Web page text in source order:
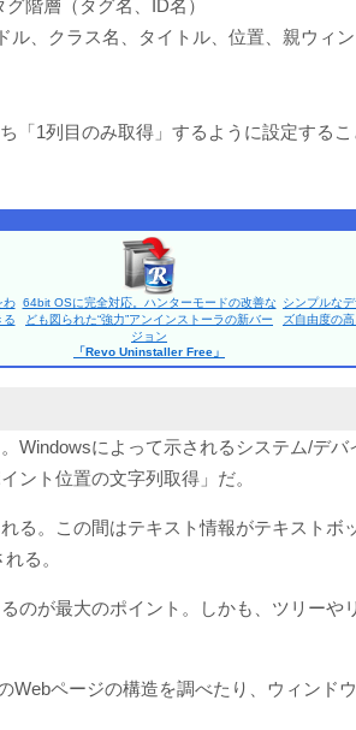
階層（タグ名、ID名）
、クラス名、タイトル、位置、親ウィン
「1列目のみ取得」するように設定する
わ
る
64bit OSに完全対応。ハンターモードの改善な
ども図られた“強力”アンインストーラの新バー
ジョン
「Revo Uninstaller Free」
シンプルな
ズ自由度の
Windowsによって示されるシステム/デ
ント位置の文字列取得」だ。
る。この間はテキスト情報がテキスト
る。
のが最大のポイント。しかも、ツリー
ページの構造を調べたり、ウィンド